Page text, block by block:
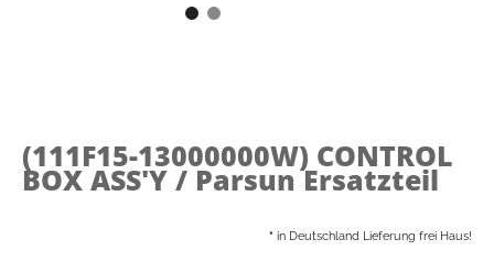
(111F15-13000000W) CONTROL
BOX ASS'Y / Parsun Ersatzteil
* in Deutschland Lieferung frei Haus!